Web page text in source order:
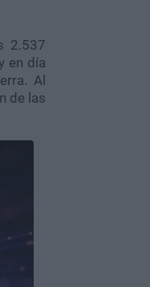
2.537
en día
Al
de las